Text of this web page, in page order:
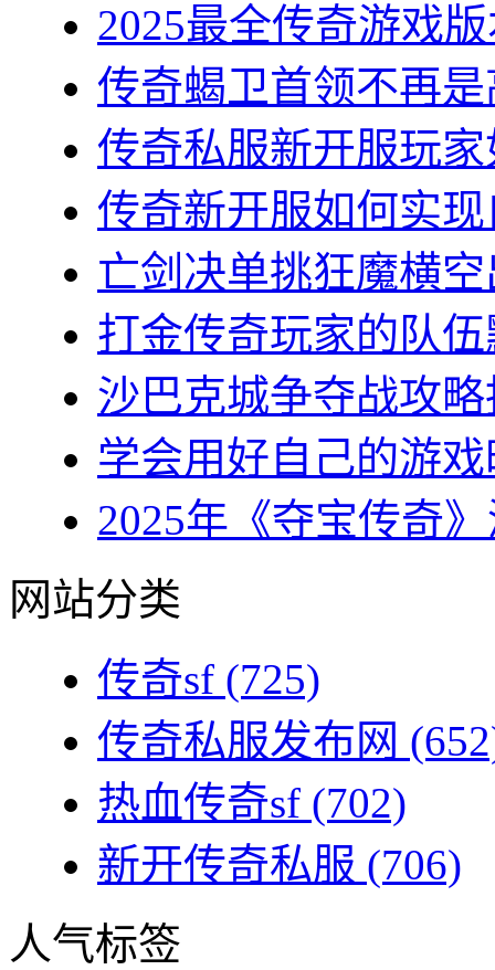
2025最全传奇游戏
传奇蝎卫首领不再
传奇私服新开服玩
传奇新开服如何实
亡剑决单挑狂魔横
打金传奇玩家的队
沙巴克城争夺战攻
学会用好自己的游
2025年《夺宝传奇
网站分类
传奇sf (725)
传奇私服发布网
热血传奇sf (702)
新开传奇私服 (706)
人气标签